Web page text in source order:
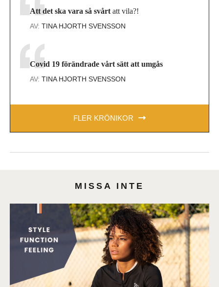
Att det ska vara så svårt att vila?!
AV: TINA HJORTH SVENSSON
Covid 19 förändrade vårt sätt att umgås
AV: TINA HJORTH SVENSSON
FLER KRÖNIKOR
MISSA INTE